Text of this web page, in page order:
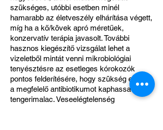
szükséges, utóbbi esetben minél
hamarabb az életveszély elhárítása végett,
míg ha a kő/kövek apró méretűek,
konzervatív terápia javasolt. További
hasznos kiegészítő vizsgálat lehet a
vizeletből mintát venni mikrobiológiai
tenyésztésre az esetleges kórokozók
pontos felderítésére, hogy szükség esetén
a megfelelő antibiotikumot kaphassa a
tengerimalac. Veseelégtelenség